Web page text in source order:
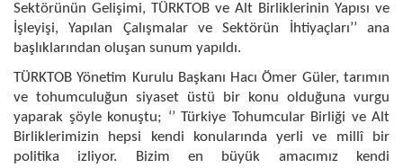
Sektörünün Gelişimi, TÜRKTOB ve Alt Birliklerinin Yapısı ve
İşleyişi, Yapılan Çalışmalar ve Sektörün İhtiyaçları’’ ana
başlıklarından oluşan sunum yapıldı.
TÜRKTOB Yönetim Kurulu Başkanı Hacı Ömer Güler, tarımın
ve tohumculuğun siyaset üstü bir konu olduğuna vurgu
yaparak şöyle konuştu; ‘’ Türkiye Tohumcular Birliği ve Alt
Birliklerimizin hepsi kendi konularında yerli ve millî bir
politika izliyor. Bizim en büyük amacımız kendi